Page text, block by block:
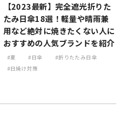
【2023最新】完全遮光折りた
たみ日傘18選！軽量や晴雨兼
用など絶対に焼きたくない人に
おすすめの人気ブランドを紹介
夏 日傘
折りたたみ日傘
日焼け対策